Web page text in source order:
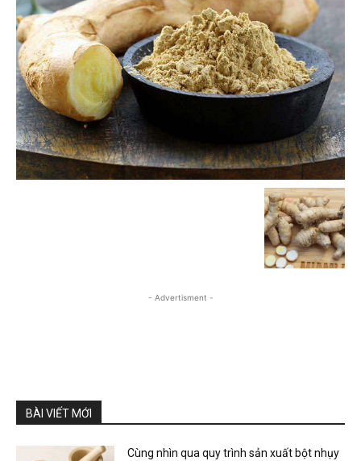
- Advertisment -
BÀI VIẾT MỚI
Cùng nhìn qua quy trình sản xuất bột nhụy